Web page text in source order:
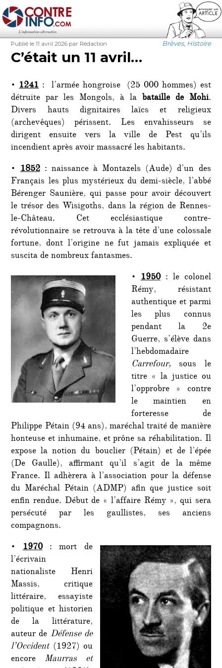
Contre-Info
Publié
le
Publié le 11 avril 2026 Auteur
par Rédaction Catégories
Brèves, Histoire
C’était un 11 avril…
•1241 : l’armée hongroise (25 000 hommes) est
détruite par les Mongols, à la bataille de Mohi.
Divers hauts dignitaires laïcs et religieux
(archevêques) périssent. Les envahisseurs se
dirigent ensuite vers la ville de Pest qu’ils
incendient après avoir massacré les habitants.
•1852 : naissance à Montazels (Aude) d’un des
Français les plus mystérieux du demi-siècle, l’abbé
Bérenger Saunière, qui passe pour avoir découvert
le trésor des Wisigoths, dans la région de Rennes-
le-Château. Cet ecclésiastique contre-
révolutionnaire se retrouva à la tête d’une colossale
fortune, dont l’origine ne fut jamais expliquée et
suscita de nombreux fantasmes.
•1950 : le colonel
Rémy, résistant
authentique et parmi
les plus connus
pendant la 2e
Guerre, s’élève dans
l’hebdomadaire
Carrefour, sous le
titre « la justice ou
l’opprobre » contre
le maintien en
forteresse de
Philippe Pétain (94 ans), maréchal traité de manière
honteuse et inhumaine, et prône sa réhabilitation. Il
expose la notion du bouclier (Pétain) et de l’épée
(De Gaulle), affirmant qu’il s’agit de la même
France. Il adhèrera à l’association pour la défense
du Maréchal Pétain (ADMP) afin que justice soit
enfin rendue. Début de « l’affaire Rémy », qui sera
persécuté par les gaullistes, ses anciens
compagnons.
•1970: mort de
l’écrivain
nationaliste Henri
Massis, critique
littéraire, essayiste
politique et historien
de la littérature,
auteur de Défense de
l’Occident(1927) ou
encore Maurras et